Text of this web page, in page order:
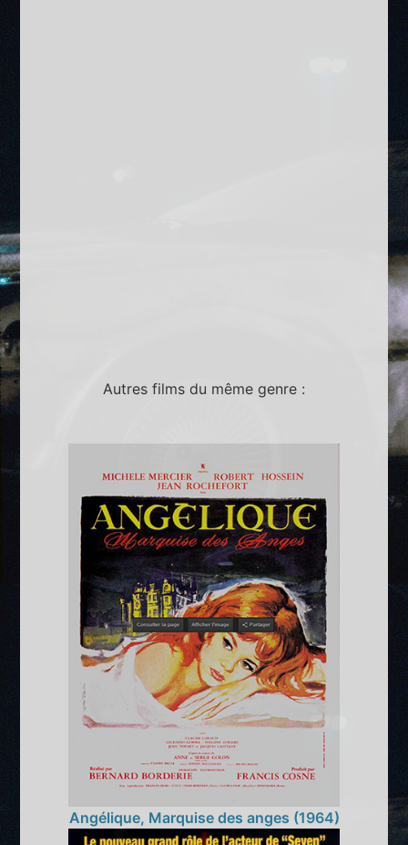
Autres films du même genre :
Angélique, Marquise des anges (1964)